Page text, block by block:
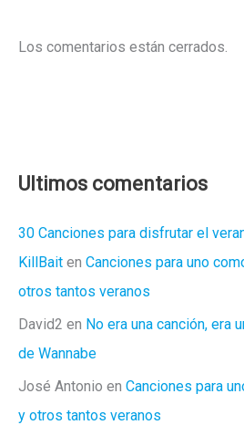
Los comentarios están cerrados.
Ultimos comentarios
30 Canciones para disfrutar el
KillBait en Canciones para uno
otros tantos veranos
David2 en No era una canción, era
de Wannabe
José Antonio en Canciones para
y otros tantos veranos